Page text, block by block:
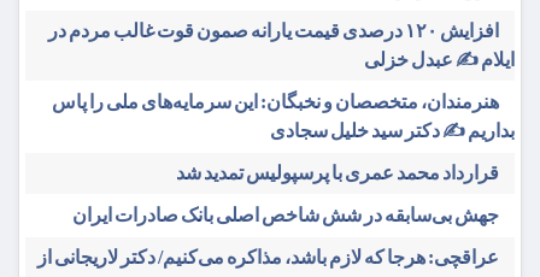
افزایش ۱۲۰ درصدی قیمت یارانه صمون قوت غالب مردم در
ایلام ✍️ عبدل خزلی
هنرمندان، متخصصان و نخبگان: این سرمایه‌های ملی را پاس
بداریم ✍️ دکتر سید خلیل سجادی
قرارداد محمد عمری با پرسپولیس تمدید شد
جهش بی‌سابقه در شش شاخص اصلی بانک صادرات ایران
عراقچی: هرجا که لازم باشد، مذاکره می‌کنیم/ دکتر لاریجانی از